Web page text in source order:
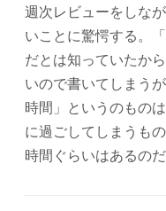
週次レビューをしな
いことに驚愕する。
だとは知っていたか
いので書いてしまう
時間」というのもの
に過ごしてしまうも
時間ぐらいはあるの